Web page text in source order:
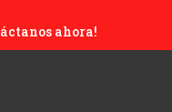
ahora!